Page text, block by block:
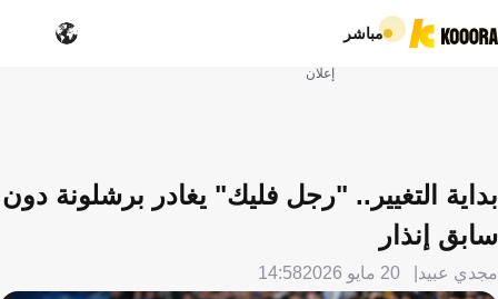
مباشر
إعلان
بداية التغيير.. "رجل فليك" يغادر برشلونة دون
سابق إنذار
مجدي عبيد 20 مايو 2026 14:58